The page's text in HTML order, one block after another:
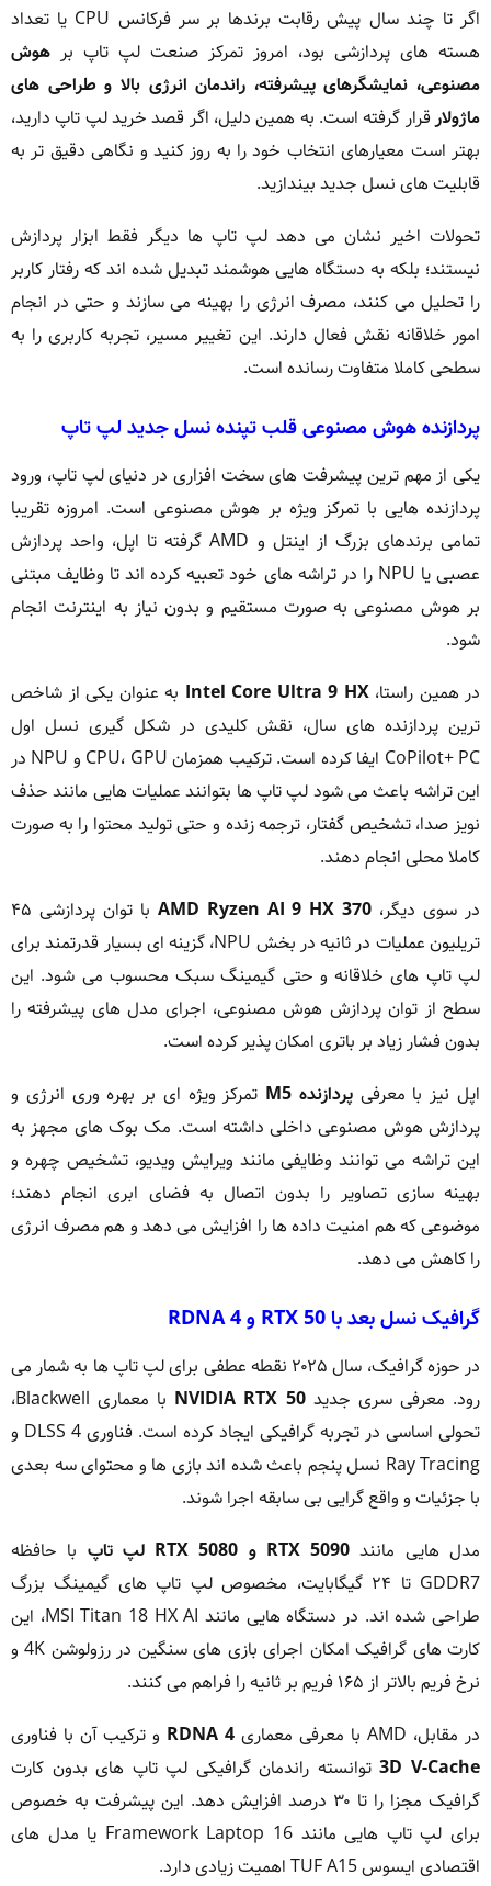
اگر تا چند سال پیش رقابت برندها بر سر فرکانس CPU یا تعداد
هسته های پردازشی بود، امروز تمرکز صنعت لپ تاپ بر هوش
مصنوعی، نمایشگرهای پیشرفته، راندمان انرژی بالا و طراحی های
ماژولار قرار گرفته است. به همین دلیل، اگر قصد خرید لپ تاپ دارید،
بهتر است معیارهای انتخاب خود را به روز کنید و نگاهی دقیق تر به
قابلیت های نسل جدید بیندازید.
تحولات اخیر نشان می دهد لپ تاپ ها دیگر فقط ابزار پردازش
نیستند؛ بلکه به دستگاه هایی هوشمند تبدیل شده اند که رفتار کاربر
را تحلیل می کنند، مصرف انرژی را بهینه می سازند و حتی در انجام
امور خلاقانه نقش فعال دارند. این تغییر مسیر، تجربه کاربری را به
سطحی کاملا متفاوت رسانده است.
پردازنده هوش مصنوعی قلب تپنده نسل جدید لپ تاپ
یکی از مهم ترین پیشرفت های سخت افزاری در دنیای لپ تاپ، ورود
پردازنده هایی با تمرکز ویژه بر هوش مصنوعی است. امروزه تقریبا
تمامی برندهای بزرگ از اینتل و AMD گرفته تا اپل، واحد پردازش
عصبی یا NPU را در تراشه های خود تعبیه کرده اند تا وظایف مبتنی
بر هوش مصنوعی به صورت مستقیم و بدون نیاز به اینترنت انجام
شود.
در همین راستا،Intel Core Ultra 9 HX به عنوان یکی از شاخص
ترین پردازنده های سال، نقش کلیدی در شکل گیری نسل اول
CoPilot+ PC ایفا کرده است. ترکیب همزمان CPU، GPU و NPU در
این تراشه باعث می شود لپ تاپ ها بتوانند عملیات هایی مانند حذف
نویز صدا، تشخیص گفتار، ترجمه زنده و حتی تولید محتوا را به صورت
کاملا محلی انجام دهند.
در سوی دیگر، AMD Ryzen AI 9 HX 370
با توان پردازشی ۴۵
تریلیون عملیات در ثانیه در بخش NPU، گزینه ای بسیار قدرتمند برای
لپ تاپ های خلاقانه و حتی گیمینگ سبک محسوب می شود. این
سطح از توان پردازش هوش مصنوعی، اجرای مدل های پیشرفته را
بدون فشار زیاد بر باتری امکان پذیر کرده است.
اپل نیز با معرفیپردازنده M5
تمرکز ویژه ای بر بهره وری انرژی و
پردازش هوش مصنوعی داخلی داشته است. مک بوک های مجهز به
این تراشه می توانند وظایفی مانند ویرایش ویدیو، تشخیص چهره و
بهینه سازی تصاویر را بدون اتصال به فضای ابری انجام دهند؛
موضوعی که هم امنیت داده ها را افزایش می دهد و هم مصرف انرژی
را کاهش می دهد.
گرافیک نسل بعد با RTX 50 و RDNA 4
در حوزه گرافیک، سال ۲۰۲۵ نقطه عطفی برای لپ تاپ ها به شمار می
رود. معرفی سری جدیدNVIDIA RTX 50
با معماری Blackwell،
تحولی اساسی در تجربه گرافیکی ایجاد کرده است. فناوری DLSS 4 و
Ray Tracing نسل پنجم باعث شده اند بازی ها و محتوای سه بعدی
با جزئیات و واقع گرایی بی سابقه اجرا شوند.
مدل هایی مانند RTX 5090 و RTX 5080 لپ تاپ
با حافظه
GDDR7 تا ۲۴ گیگابایت، مخصوص لپ تاپ های گیمینگ بزرگ
طراحی شده اند. در دستگاه هایی مانند MSI Titan 18 HX AI، این
کارت های گرافیک امکان اجرای بازی های سنگین در رزولوشن 4K و
نرخ فریم بالاتر از ۱۶۵ فریم بر ثانیه را فراهم می کنند.
در مقابل، AMD با معرفی معماری
RDNA 4 و ترکیب آن با فناوری
3D V-Cacheتوانسته راندمان گرافیکی لپ تاپ های بدون کارت
گرافیک مجزا را تا ۳۰ درصد افزایش دهد. این پیشرفت به خصوص
برای لپ تاپ هایی مانند Framework Laptop 16 یا مدل های
اقتصادی ایسوس TUF A15 اهمیت زیادی دارد.